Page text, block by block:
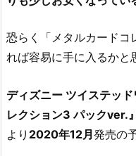
恐らく「メタルカードコ
れば容易に手に入るかと
ディズニー ツイステッ
レクション3 パックver.
より 2020年12月発売の